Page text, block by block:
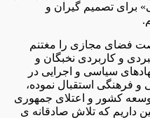
برای تصمیم گیران و
فضای مجازی را مغتنم
و کاربردی نخبگان و
سیاسی و اجرایی در
فرهنگی استقبال نموده،
کشور و اعتلای جمهوری
داریم که تلاش صادقانه ی